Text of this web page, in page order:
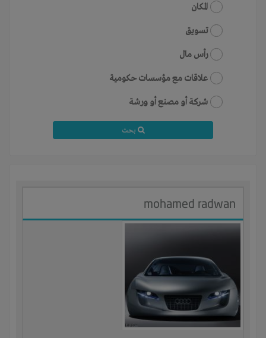
المكان
تسويق
رأس مال
علاقات مع مؤسسات حكومية
شركة أو مصنع أو ورشة
mohamed radwan